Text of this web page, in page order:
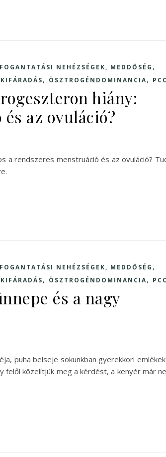
FOGANTATÁSI NEHÉZSÉGEK, MEDDŐSÉG ,
, ÖSZTROGÉNDOMINANCIA,
hiány:
az ovuláció?
a rendszeres menstruáció és az ovuláció?
FOGANTATÁSI NEHÉZSÉGEK, MEDDŐSÉG ,
, ÖSZTROGÉNDOMINANCIA,
és a nagy
puha belseje sokunkban gyerekkori
felől közelítjük meg a kérdést, a kenyér már